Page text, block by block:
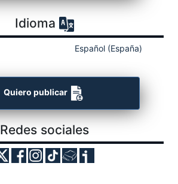
Idioma
Español (España)
Quiero publicar
Redes sociales